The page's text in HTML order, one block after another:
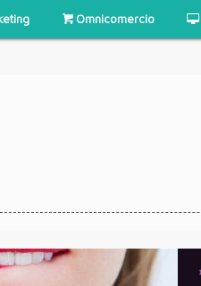
Omnicomercio